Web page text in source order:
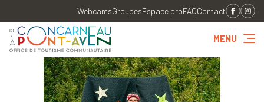
WebcamsGroupesEspace proFAQContact
MENU